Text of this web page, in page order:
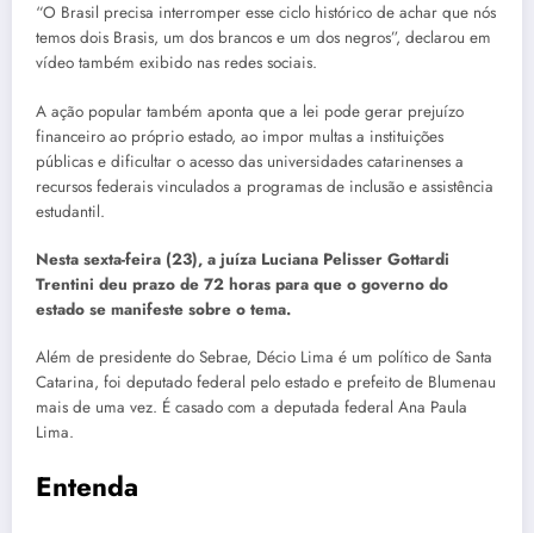
“O Brasil precisa interromper esse ciclo histórico de achar que nós
temos dois Brasis, um dos brancos e um dos negros”, declarou em
vídeo também exibido nas redes sociais.
A ação popular também aponta que a lei pode gerar prejuízo
financeiro ao próprio estado, ao impor multas a instituições
públicas e dificultar o acesso das universidades catarinenses a
recursos federais vinculados a programas de inclusão e assistência
estudantil.
Nesta sexta-feira (23), a juíza Luciana Pelisser Gottardi
Trentini deu prazo de 72 horas para que o governo do
estado se manifeste sobre o tema.
Além de presidente do Sebrae, Décio Lima é um político de Santa
Catarina, foi deputado federal pelo estado e prefeito de Blumenau
mais de uma vez. É casado com a deputada federal Ana Paula
Lima.
Entenda